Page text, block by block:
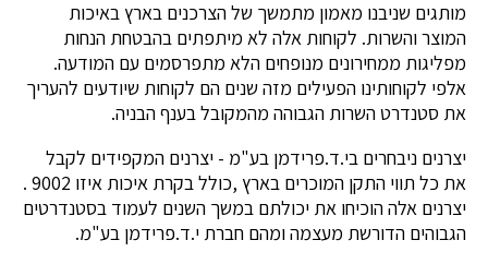
מותגים שניבנו מאמון מתמשך של הצרכנים בארץ באיכות
המוצר והשרות. לקוחות אלה לא מיתפתים בהבטחת הנחות
מפליגות ממחירונים מנופחים הלא מתפרסמים עם המודעה.
אלפי לקוחותינו הפעילים מזה שנים הם לקוחות שיודעים להעריך
את סטנדרט השרות הגבוהה מהמקובל בענף הבניה.
יצרנים ניבחרים בי.ד.פרידמן בע"מ - יצרנים המקפידים לקבל
את כל תווי התקן המוכרים בארץ ,כולל בקרת איכות איזו 9002 .
יצרנים אלה הוכיחו את יכולתם במשך השנים לעמוד בסטנדרטים
הגבוהים הדורשת מעצמה ומהם חברת י.ד.פרידמן בע"מ.